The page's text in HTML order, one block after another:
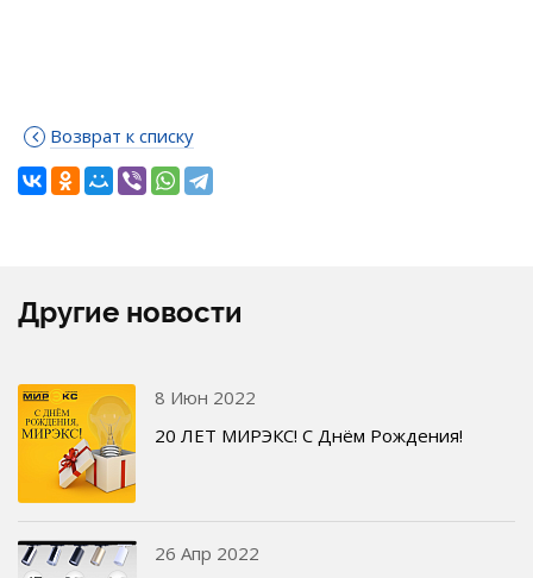
Возврат к списку
Другие новости
8 Июн 2022
20 ЛЕТ МИРЭКС! С Днём Рождения!
26 Апр 2022